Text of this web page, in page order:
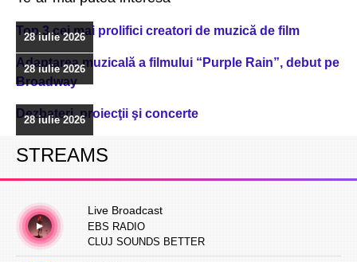
Top 3 cei mai prolifici creatori de muzică de film
28 iulie 2026
Adaptarea muzicală a filmului “Purple Rain”, debut pe
Broadway
28 iulie 2026
Dezbateri, proiecţii şi concerte
28 iulie 2026
STREAMS
Live Broadcast
EBS RADIO
CLUJ SOUNDS BETTER